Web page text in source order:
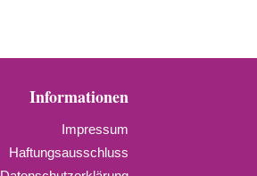
Informationen
Impressum
Haftungsausschluss